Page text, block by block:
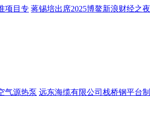
项目专 蒋锡培出席2025博鳌新浪财经之夜
气源热泵 远东海缆有限公司栈桥钢平台